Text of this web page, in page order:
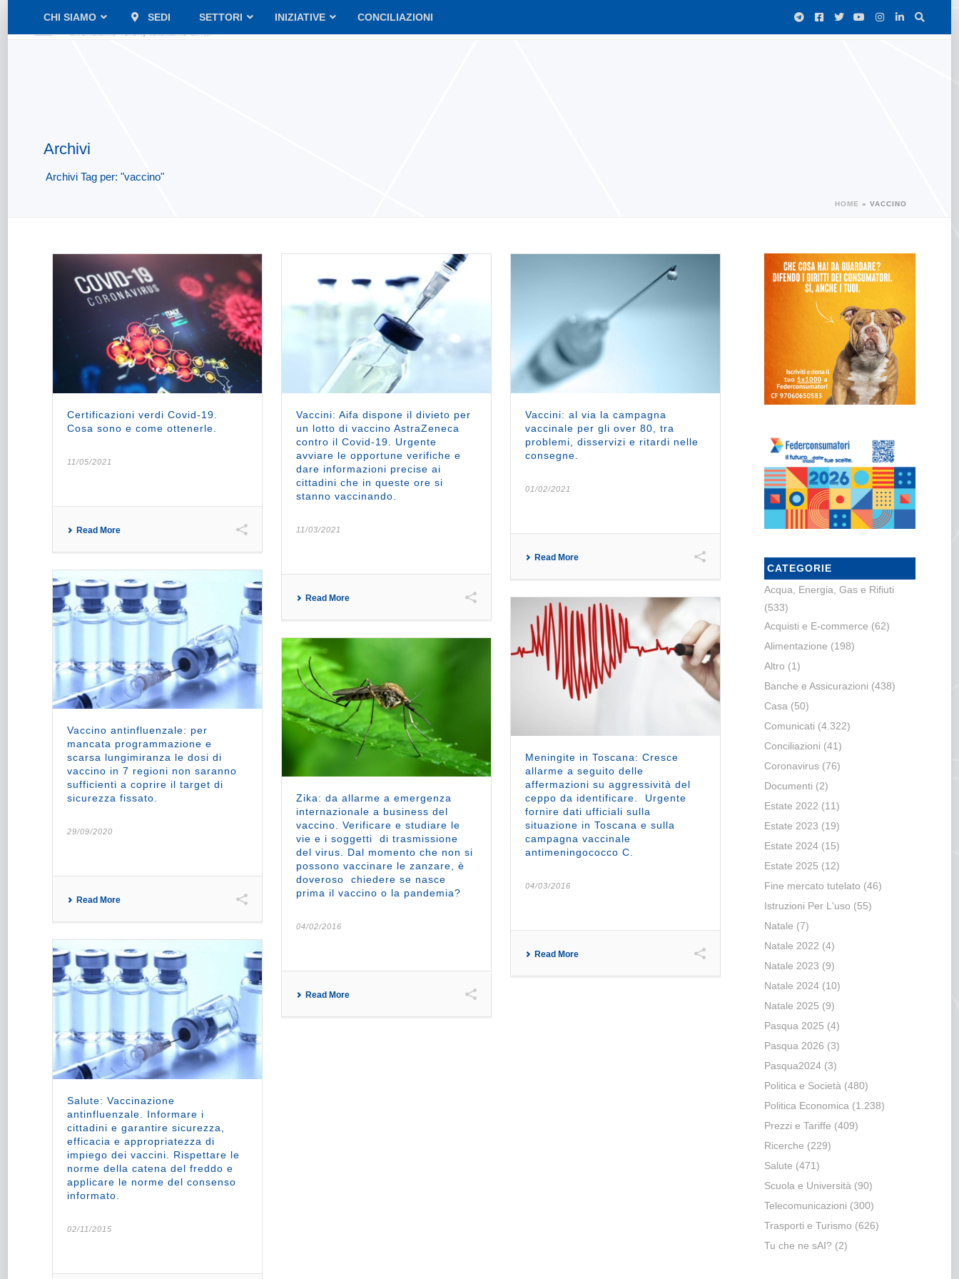
CHI SIAMO SEDI SETTORI INIZIATIVE CONCILIAZIONI
Archivi
Archivi Tag per: "vaccino"
HOME » VACCINO
Certificazioni verdi Covid-19.
Cosa sono e come ottenerle.
11/05/2021
Read More
Vaccini: Aifa dispone il divieto per
un lotto di vaccino AstraZeneca
contro il Covid-19. Urgente
avviare le opportune verifiche e
dare informazioni precise ai
cittadini che in queste ore si
stanno vaccinando.
11/03/2021
Read More
Vaccini: al via la campagna
vaccinale per gli over 80, tra
problemi, disservizi e ritardi nelle
consegne.
01/02/2021
Read More
Vaccino antinfluenzale: per
mancata programmazione e
scarsa lungimiranza le dosi di
vaccino in 7 regioni non saranno
sufficienti a coprire il target di
sicurezza fissato.
29/09/2020
Read More
Meningite in Toscana: Cresce
allarme a seguito delle
affermazioni su aggressività del
ceppo da identificare. Urgente
fornire dati ufficiali sulla
situazione in Toscana e sulla
campagna vaccinale
antimeningococco C.
04/03/2016
Read More
Zika: da allarme a emergenza
internazionale a business del
vaccino. Verificare e studiare le
vie e i soggetti di trasmissione
del virus. Dal momento che non si
possono vaccinare le zanzare, è
doveroso chiedere se nasce
prima il vaccino o la pandemia?
04/02/2016
Read More
Salute: Vaccinazione
antinfluenzale. Informare i
cittadini e garantire sicurezza,
efficacia e appropriatezza di
impiego dei vaccini. Rispettare le
norme della catena del freddo e
applicare le norme del consenso
informato.
02/11/2015
CATEGORIE
Acqua, Energia, Gas e Rifiuti
(533)
Acquisti e E-commerce (62)
Alimentazione (198)
Altro (1)
Banche e Assicurazioni (438)
Casa (50)
Comunicati (4.322)
Conciliazioni (41)
Coronavirus(76)
Documenti (2)
Estate 2022 (11)
Estate 2023 (19)
Estate 2024(15)
Estate 2025 (12)
Fine mercato tutelato (46)
Istruzioni Per L'uso (55)
Natale (7)
Natale 2022 (4)
Natale 2023 (9)
Natale 2024(10)
Natale 2025 (9)
Pasqua 2025 (4)
Pasqua 2026 (3)
Pasqua2024(3)
Politica e Società (480)
Politica Economica (1.238)
Prezzi e Tariffe (409)
Ricerche (229)
Salute (471)
Scuola e Università (90)
Telecomunicazioni (300)
Trasporti e Turismo (626)
Tu che ne sAI? (2)